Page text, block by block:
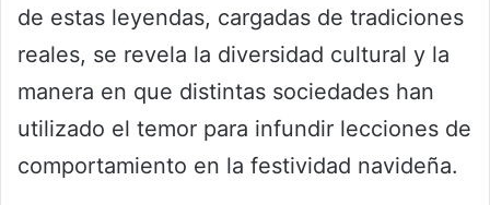
de estas leyendas, cargadas de tradiciones
reales, se revela la diversidad cultural y la
manera en que distintas sociedades han
utilizado el temor para infundir lecciones de
comportamiento en la festividad navideña.